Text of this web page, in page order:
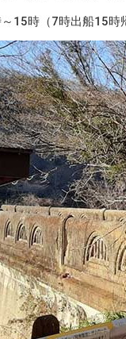
15時（7時出船15時